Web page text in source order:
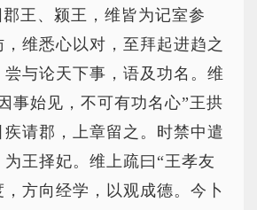
王、颍王，维皆为记室参
维悉心以对，至拜起进趋之
与论天下事，语及功名。维
事始见，不可有功名心”王拱
请郡，上章留之。时禁中遣
王择妃。维上疏曰“王孝友
方向经学，以观成德。今卜